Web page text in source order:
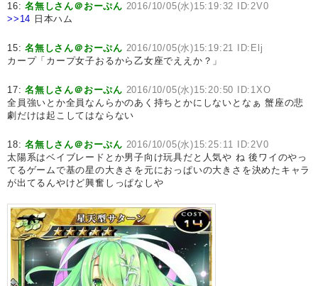
16:名無しさん＠おーぷん 2016/10/05(水)15:19:32 ID:2V0
>>14 日本ハム
15:名無しさん＠おーぷん 2016/10/05(水)15:19:21 ID:Elj
カープ「カープ女子おるから乙女座でええか？」
17:名無しさん＠おーぷん 2016/10/05(水)15:20:50 ID:1XO
全員強いとか全員なんらかのあく持ちとかにしないとなぁ 蟹座の悲
劇だけは起こしてはならない
18:名無しさん＠おーぷん 2016/10/05(水)15:25:11 ID:2V0
太陽系はベイブレードとか男子向け玩具だと人気や ね 後ワイのやっ
てるゲームで基の星の大きさを元におっぱいの大きさを決めたキャラ
が出てるんやけど興奮しっぱなしや